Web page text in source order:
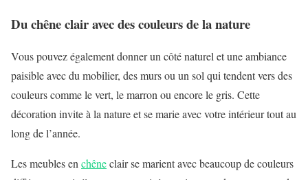
Du chêne clair avec des couleurs de la nature
Vous pouvez également donner un côté naturel et une ambiance
paisible avec du mobilier, des murs ou un sol qui tendent vers des
couleurs comme le vert, le marron ou encore le gris. Cette
décoration invite à la nature et se marie avec votre intérieur tout au
long de l’année.
Les meubles en chêneclair se marient avec beaucoup de couleurs